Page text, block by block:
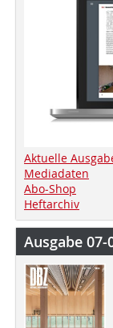
Aktuelle
Mediadaten
Abo-Shop
Heftarchiv
Ausgabe 07-